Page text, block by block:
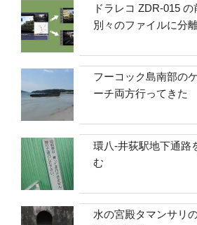
ドラレコ ZDR-015
別々のファイルに分
フーコック島南部の
ーチ両方行ってきた
環八-井荻駅地下通路
む
水の宮殿タマンサリ